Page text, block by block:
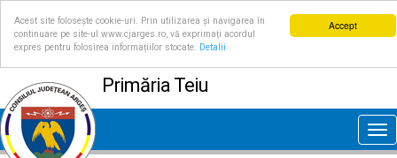
Accept
Acest site folosește cookie-uri. Prin utilizarea și navigarea în
continuare pe site-ul www.cjarges.ro, vă exprimați acordul
expres pentru folosirea informațiilor stocate.
Detalii
Primăria Teiu